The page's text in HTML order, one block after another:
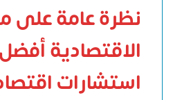
نظرة عامة على
الاقتصادية
استشارات